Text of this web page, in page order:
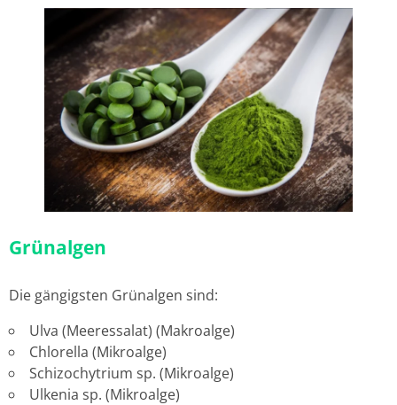
Grünalgen
Die gängigsten Grünalgen sind:
Ulva (Meeressalat) (Makroalge)
Chlorella (Mikroalge)
Schizochytrium sp. (Mikroalge)
Ulkenia sp. (Mikroalge)